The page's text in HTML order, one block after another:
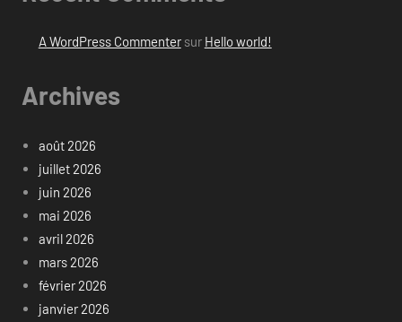
A WordPress Commentersur Hello world!
Archives
août 2026
juillet 2026
juin 2026
mai 2026
avril 2026
mars 2026
février 2026
janvier 2026